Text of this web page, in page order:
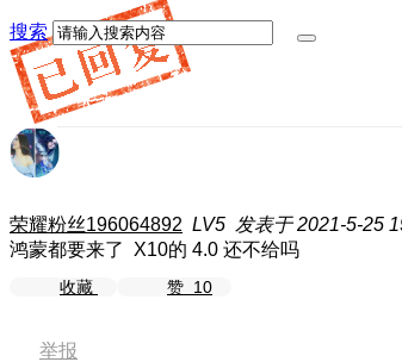
搜索
荣耀粉丝196064892 LV5 发表于 2021-5-25
鸿蒙都要来了 X10的 4.0 还不给吗
收藏 赞 10
举报